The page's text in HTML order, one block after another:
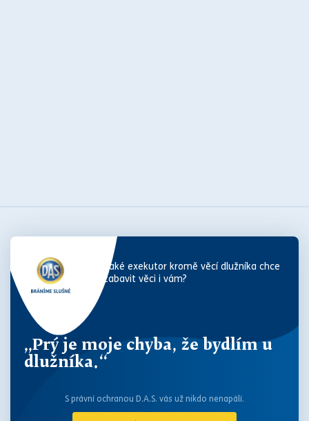
Také exekutor kromě věcí dlužníka chce
zabavit věci i vám?
„Prý je moje chyba, že bydlím u
dlužníka.“
S právní ochranou D.A.S. vás už nikdo nenapálí.